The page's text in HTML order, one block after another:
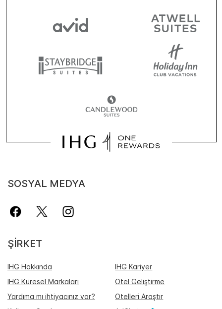
SOSYAL MEDYA
ŞIRKET
IHG Hakkında
IHG Kariyer
IHG Küresel Markaları
Otel Geliştirme
Yardıma mı ihtiyacınız var?
Otelleri Araştır